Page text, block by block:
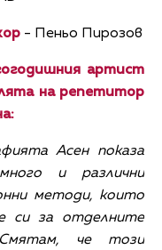
- Пеньо Пирозов
артист
на репетитор
Асен показа
и различни
методи, които
си за отделните
че този